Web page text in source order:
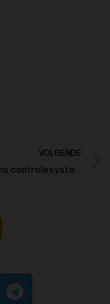
VOLGENDE
#53 Bitcoins controlesysteem, zo draai je een node